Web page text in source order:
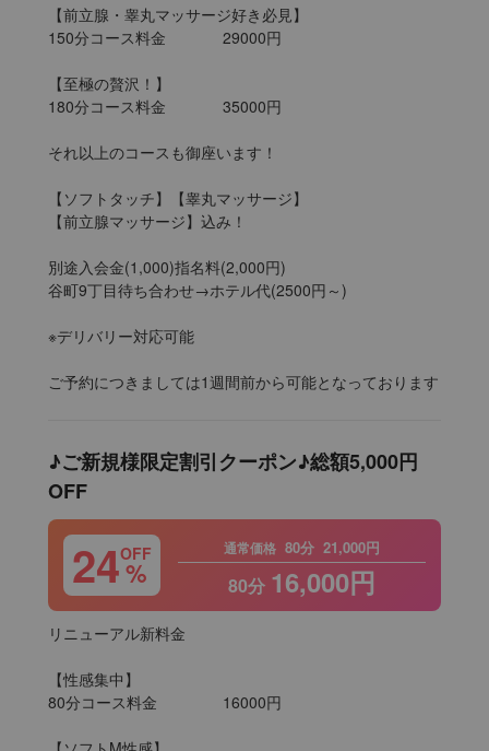
【前立腺・睾丸マッサージ好き必見】
150分コース料金		29000円
【至極の贅沢！】
180分コース料金		35000円
それ以上のコースも御座います！
【ソフトタッチ】【睾丸マッサージ】
【前立腺マッサージ】込み！
別途入会金(1,000)指名料(2,000円)
谷町9丁目待ち合わせ→ホテル代(2500円～)
※デリバリー対応可能
ご予約につきましては1週間前から可能となっております
♪ご新規様限定割引クーポン♪総額5,000円
OFF
24OFF
%
通常価格 80分 21,000円
80分 16,000円
リニューアル新料金
【性感集中】
80分コース料金		16000円